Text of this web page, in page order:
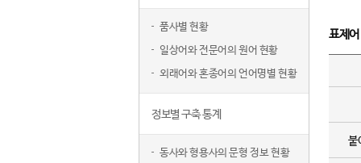
품사별 현황
일상어와 전문어의 원어 현황
외래어와 혼종어의 언어명별 현황
정보별 구축 통계
동사와 형용사의 문형 정보 현황
표제
붙